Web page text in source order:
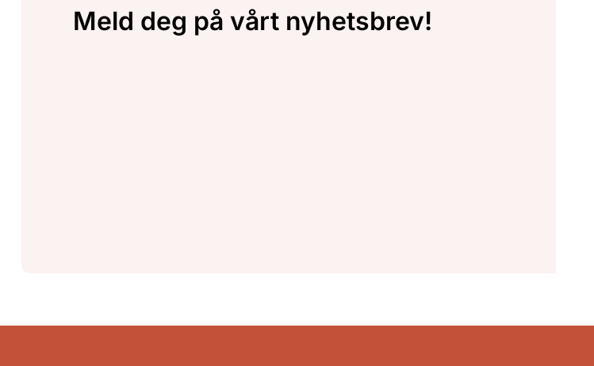
Meld deg på vårt nyhetsbrev!